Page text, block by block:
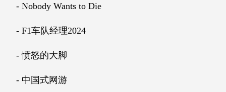
- Nobody Wants to Die
- F1车队经理2024
- 愤怒的大脚
- 中国式网游